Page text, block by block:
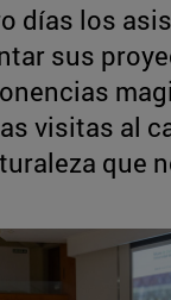
días los
sus
visitas al
que